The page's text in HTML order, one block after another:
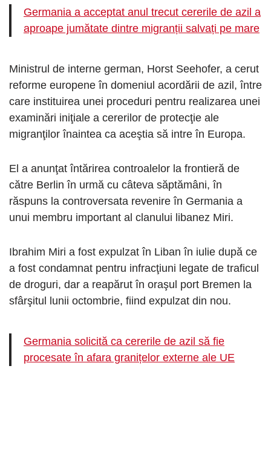
Germania a acceptat anul trecut cererile de azil a
aproape jumătate dintre migranții salvați pe mare
Ministrul de interne german, Horst Seehofer, a cerut
reforme europene în domeniul acordării de azil, între
care instituirea unei proceduri pentru realizarea unei
examinări iniţiale a cererilor de protecţie ale
migranţilor înaintea ca aceştia să intre în Europa.
El a anunţat întărirea controalelor la frontieră de
către Berlin în urmă cu câteva săptămâni, în
răspuns la controversata revenire în Germania a
unui membru important al clanului libanez Miri.
Ibrahim Miri a fost expulzat în Liban în iulie după ce
a fost condamnat pentru infracţiuni legate de traficul
de droguri, dar a reapărut în oraşul port Bremen la
sfârşitul lunii octombrie, fiind expulzat din nou.
Germania solicită ca cererile de azil să fie
procesate în afara granițelor externe ale UE